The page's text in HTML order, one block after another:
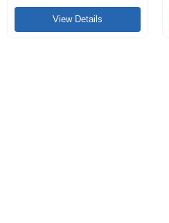
yard = 90cm - Harga eceran
Order Partai Besar Info
View Details